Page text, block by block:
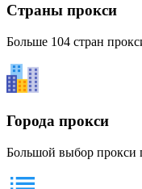
Страны прокси
Больше 104 стран
Города прокси
Большой выбор прокси